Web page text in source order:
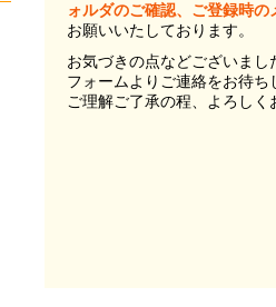
ォルダのご確認、ご登録時
お願いいたしております。
お気づきの点などございま
フォームよりご連絡をお待ち
ご理解ご了承の程、よろし